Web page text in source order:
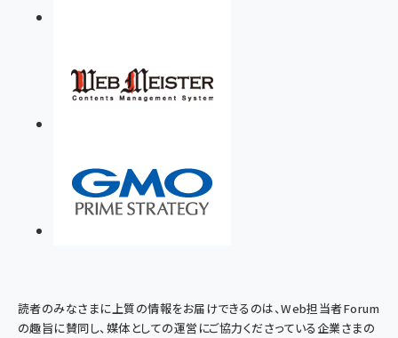
読者のみなさまに上質の情報をお届けできるのは、Web担当者Forum
の趣旨に賛同し、媒体としての運営にご協力くださっている企業さまの